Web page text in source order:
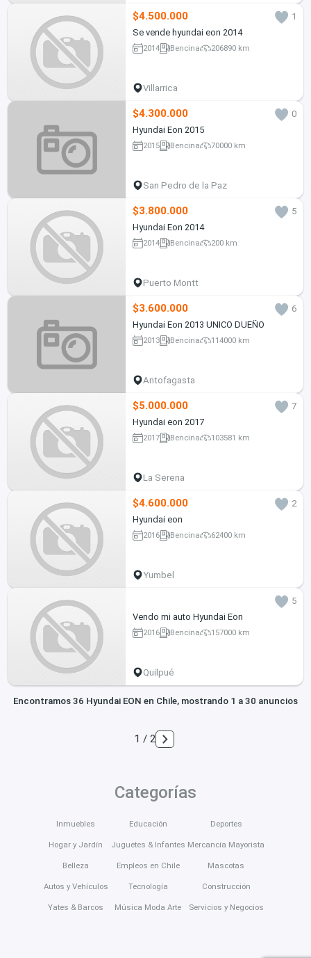
$4.500.000
1
Se vende hyundai eon 2014
2014 Bencina 206890 km
Villarrica
$4.300.000
0
Hyundai Eon 2015
2015 Bencina 70000 km
San Pedro de la Paz
$3.800.000
5
Hyundai Eon 2014
2014 Bencina 200 km
Puerto Montt
$3.600.000
6
Hyundai Eon 2013 UNICO DUEÑO
2013 Bencina 114000 km
Antofagasta
$5.000.000
7
Hyundai eon 2017
2017 Bencina 103581 km
La Serena
$4.600.000
2
Hyundai eon
2016 Bencina 62400 km
Yumbel
5
Vendo mi auto Hyundai Eon
2016 Bencina 157000 km
Quilpué
Encontramos 36 Hyundai EON en Chile, mostrando 1 a 30 anuncios
1 / 2
Categorías
Inmuebles
Hogar y Jardín
Belleza
Autos y Vehículos
Yates & Barcos
Educación
Juguetes & Infantes
Empleos en Chile
Tecnología
Música Moda Arte
Deportes
Mercancía Mayorista
Mascotas
Construcción
Servicios y Negocios